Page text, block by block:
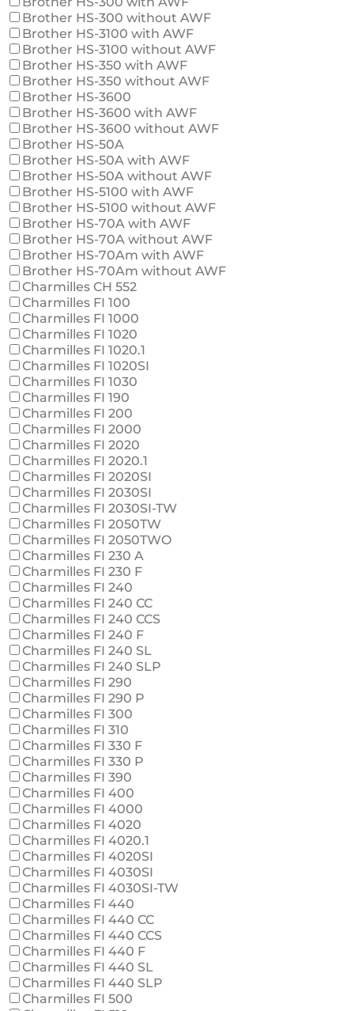
Brother HS-300 without AWF
Brother HS-3100 with AWF
Brother HS-3100 without AWF
Brother HS-350 with AWF
Brother HS-350 without AWF
Brother HS-3600
Brother HS-3600 with AWF
Brother HS-3600 without AWF
Brother HS-50A
Brother HS-50A with AWF
Brother HS-50A without AWF
Brother HS-5100 with AWF
Brother HS-5100 without AWF
Brother HS-70A with AWF
Brother HS-70A without AWF
Brother HS-70Am with AWF
Brother HS-70Am without AWF
Charmilles CH 552
Charmilles FI 100
Charmilles FI 1000
Charmilles FI 1020
Charmilles FI 1020.1
Charmilles FI 1020SI
Charmilles FI 1030
Charmilles FI 190
Charmilles FI 200
Charmilles FI 2000
Charmilles FI 2020
Charmilles FI 2020.1
Charmilles FI 2020SI
Charmilles FI 2030SI
Charmilles FI 2030SI-TW
Charmilles FI 2050TW
Charmilles FI 2050TWO
Charmilles FI 230 A
Charmilles FI 230 F
Charmilles FI 240
Charmilles FI 240 CC
Charmilles FI 240 CCS
Charmilles FI 240 F
Charmilles FI 240 SL
Charmilles FI 240 SLP
Charmilles FI 290
Charmilles FI 290 P
Charmilles FI 300
Charmilles FI 310
Charmilles FI 330 F
Charmilles FI 330 P
Charmilles FI 390
Charmilles FI 400
Charmilles FI 4000
Charmilles FI 4020
Charmilles FI 4020.1
Charmilles FI 4020SI
Charmilles FI 4030SI
Charmilles FI 4030SI-TW
Charmilles FI 440
Charmilles FI 440 CC
Charmilles FI 440 CCS
Charmilles FI 440 F
Charmilles FI 440 SL
Charmilles FI 440 SLP
Charmilles FI 500